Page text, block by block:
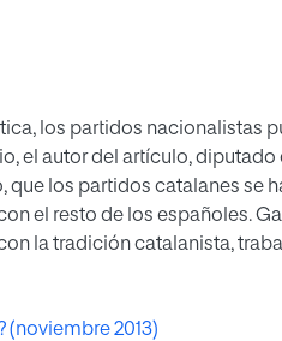
los partidos nacionalistas
el autor del artículo,
los partidos catalanes se
el resto de los españoles.
la tradición catalanista,
(noviembre 2013)